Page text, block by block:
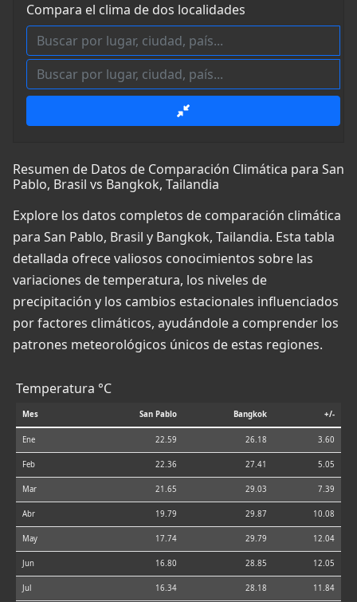
Compara el clima de dos localidades
Resumen de Datos de Comparación Climática para San
Pablo, Brasil vs Bangkok, Tailandia
Explore los datos completos de comparación climática
para San Pablo, Brasil y Bangkok, Tailandia. Esta tabla
detallada ofrece valiosos conocimientos sobre las
variaciones de temperatura, los niveles de
precipitación y los cambios estacionales influenciados
por factores climáticos, ayudándole a comprender los
patrones meteorológicos únicos de estas regiones.
Temperatura °C
Mes San Pablo Bangkok +/-
Ene 22.59 26.18 3.60
Feb 22.36 27.41 5.05
Mar 21.65 29.03 7.39
Abr 19.79 29.87 10.08
May 17.74 29.79 12.04
Jun 16.80 28.85 12.05
Jul 16.34 28.18 11.84